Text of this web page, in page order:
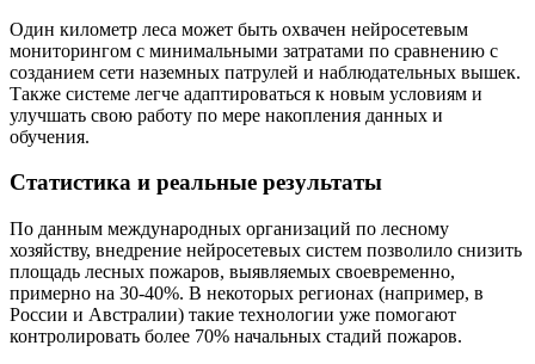
Один километр леса может быть охвачен нейросетевым
мониторингом с минимальными затратами по сравнению с
созданием сети наземных патрулей и наблюдательных вышек.
Также системе легче адаптироваться к новым условиям и
улучшать свою работу по мере накопления данных и
обучения.
Статистика и реальные результаты
По данным международных организаций по лесному
хозяйству, внедрение нейросетевых систем позволило снизить
площадь лесных пожаров, выявляемых своевременно,
примерно на 30-40%. В некоторых регионах (например, в
России и Австралии) такие технологии уже помогают
контролировать более 70% начальных стадий пожаров.